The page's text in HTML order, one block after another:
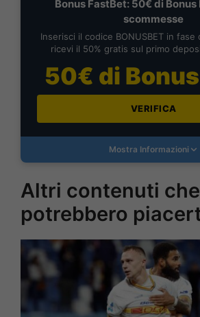
Bonus FastBet: 50€ di
scommesse
Inserisci il codice BONUSBET in
ricevi il 50% gratis sul primo
50€ di
VERIFICA
Mostra Informazioni
Altri contenuti che
potrebbero